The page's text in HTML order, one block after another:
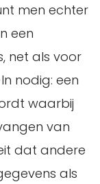
men echter
een
net als voor
nodig: een
waarbij
van
dat andere
als